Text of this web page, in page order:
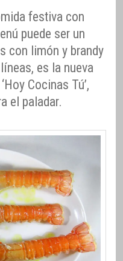
festiva con
puede ser un
con limón y brandy
es la nueva
Cocinas Tú’,
el paladar.